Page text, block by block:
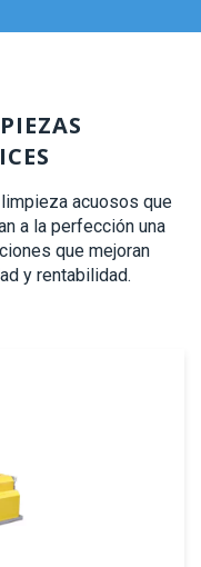
acuosos que
a la perfección una
que mejoran
y rentabilidad.